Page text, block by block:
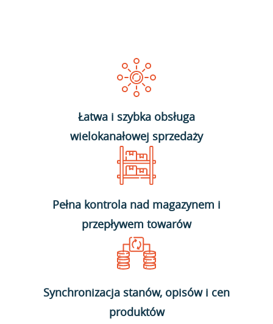
Łatwa i szybka obsługa
wielokanałowej sprzedaży
Pełna kontrola nad magazynem i
przepływem towarów
Synchronizacja stanów, opisów i cen
produktów